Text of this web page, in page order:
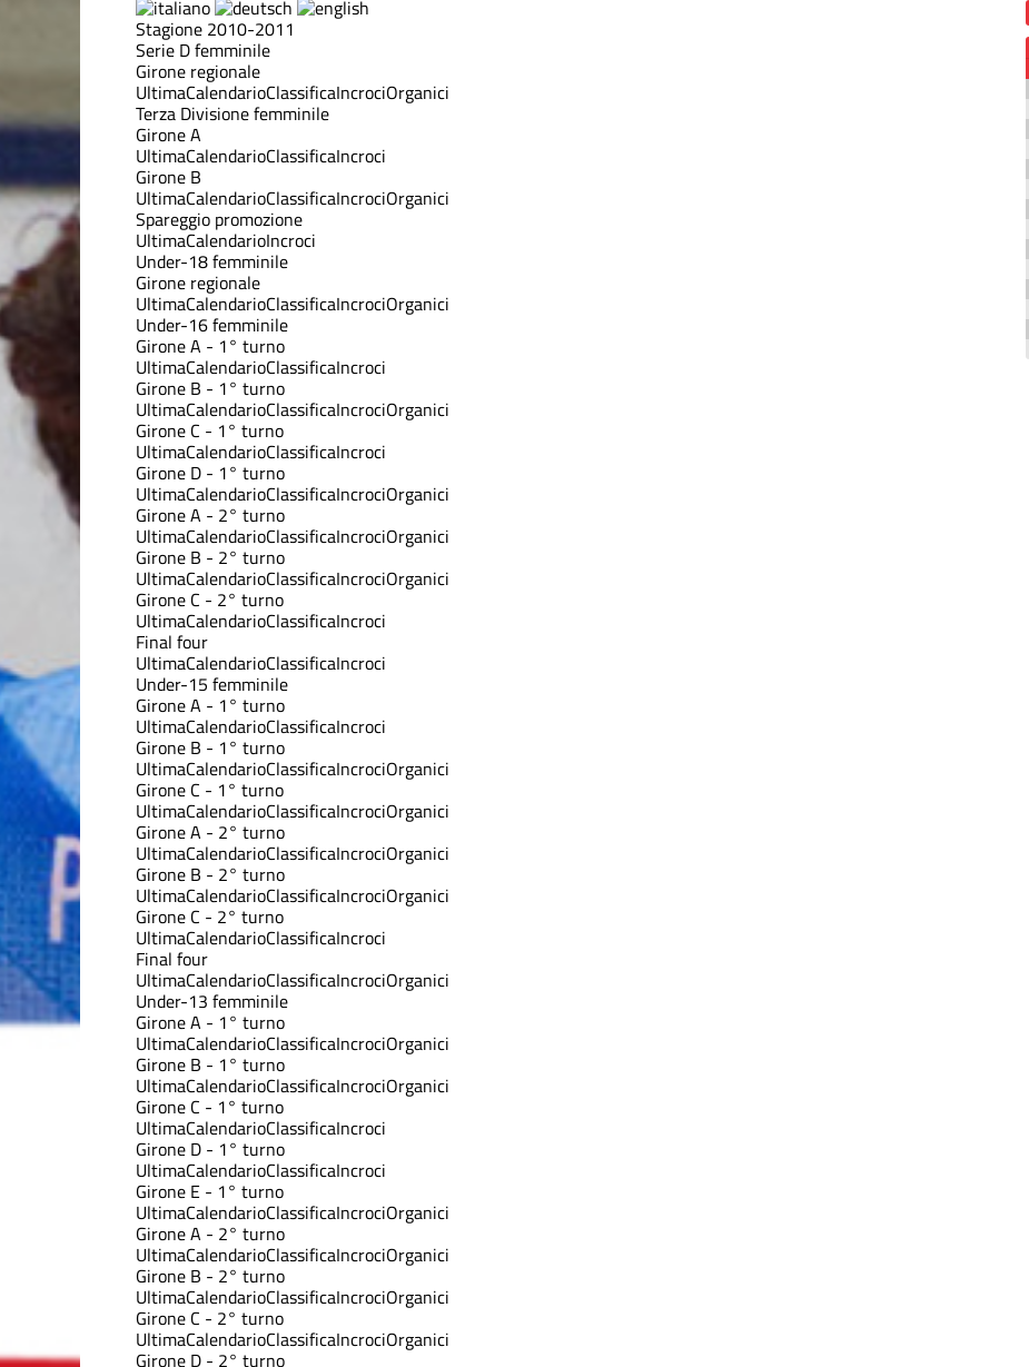
Stagione 2010-2011
Serie D femminile
Girone regionale
UltimaCalendarioClassificaIncrociOrganici
Terza Divisione femminile
Girone A
UltimaCalendarioClassificaIncroci
Girone B
UltimaCalendarioClassificaIncrociOrganici
Spareggio promozione
UltimaCalendarioIncroci
Under-18 femminile
Girone regionale
UltimaCalendarioClassificaIncrociOrganici
Under-16 femminile
Girone A - 1° turno
UltimaCalendarioClassificaIncroci
Girone B - 1° turno
UltimaCalendarioClassificaIncrociOrganici
Girone C - 1° turno
UltimaCalendarioClassificaIncroci
Girone D - 1° turno
UltimaCalendarioClassificaIncrociOrganici
Girone A - 2° turno
UltimaCalendarioClassificaIncrociOrganici
Girone B - 2° turno
UltimaCalendarioClassificaIncrociOrganici
Girone C - 2° turno
UltimaCalendarioClassificaIncroci
Final four
UltimaCalendarioClassificaIncroci
Under-15 femminile
Girone A - 1° turno
UltimaCalendarioClassificaIncroci
Girone B - 1° turno
UltimaCalendarioClassificaIncrociOrganici
Girone C - 1° turno
UltimaCalendarioClassificaIncrociOrganici
Girone A - 2° turno
UltimaCalendarioClassificaIncrociOrganici
Girone B - 2° turno
UltimaCalendarioClassificaIncrociOrganici
Girone C - 2° turno
UltimaCalendarioClassificaIncroci
Final four
UltimaCalendarioClassificaIncrociOrganici
Under-13 femminile
Girone A - 1° turno
UltimaCalendarioClassificaIncrociOrganici
Girone B - 1° turno
UltimaCalendarioClassificaIncrociOrganici
Girone C - 1° turno
UltimaCalendarioClassificaIncroci
Girone D - 1° turno
UltimaCalendarioClassificaIncroci
Girone E - 1° turno
UltimaCalendarioClassificaIncrociOrganici
Girone A - 2° turno
UltimaCalendarioClassificaIncrociOrganici
Girone B - 2° turno
UltimaCalendarioClassificaIncrociOrganici
Girone C - 2° turno
UltimaCalendarioClassificaIncrociOrganici
Girone D - 2° turno